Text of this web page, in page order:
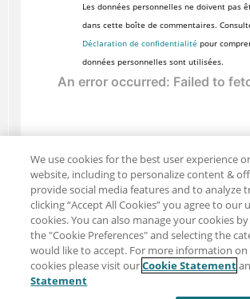
Les données personnelles ne doivent pas
dans cette boîte de commentaires.
Déclaration de confidentialité pour
données personnelles sont utilisées.
Partager : Courriel
Twitter
We use cookies for the best user experience
website, including to personalize content &
provide social media features and to analyze
clicking “Accept All Cookies” you agree to our
cookies. You can also manage your cookies
the "Cookie Preferences" and selecting the
would like to accept. For more information on
cookies please visit ourCookie Statement
Statement